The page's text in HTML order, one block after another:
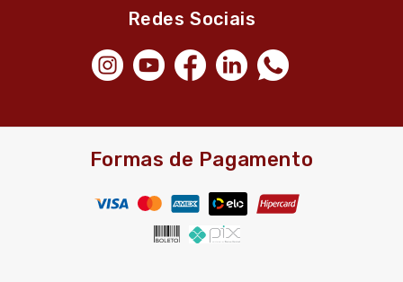
Redes Sociais
Formas de Pagamento